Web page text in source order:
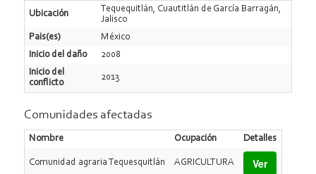
Ubicación
Tequequitlán, Cuautitlán de García Barragán,
Jalisco
Pais(es)
México
Inicio del daño
2008
Inicio del
conflicto
2013
Comunidades afectadas
Nombre Ocupación Detalles
Comunidad agraria Tequesquitlán AGRICULTURA Ver